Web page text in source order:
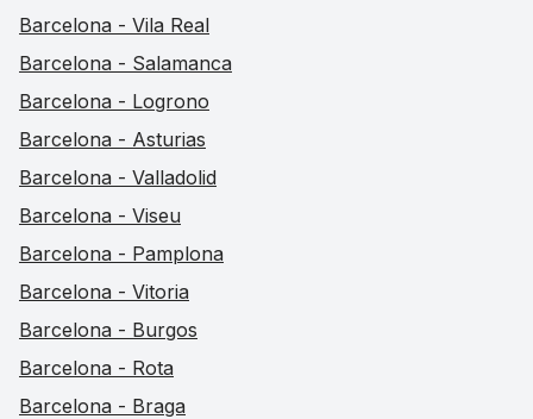
Barcelona - Vila Real
Barcelona - Salamanca
Barcelona - Logrono
Barcelona - Asturias
Barcelona - Valladolid
Barcelona - Viseu
Barcelona - Pamplona
Barcelona - Vitoria
Barcelona - Burgos
Barcelona - Rota
Barcelona - Braga